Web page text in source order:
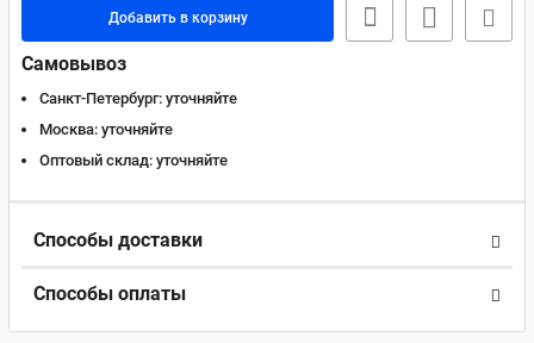
Добавить в корзину
Самовывоз
Санкт-Петербург: уточняйте
Москва: уточняйте
Оптовый склад: уточняйте
Способы доставки
Способы оплаты